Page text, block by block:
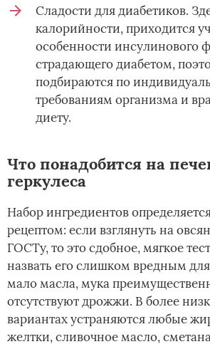
Сладости для диабетиков.
калорийности, приходится
особенности инсулинового
страдающего диабетом,
подбираются по
требованиям организма и
диету.
Что понадобится на
геркулеса
Набор ингредиентов
рецептом: если взглянуть на
ГОСТу, то это сдобное, мягкое
назвать его слишком вредным
мало масла, мука
отсутствуют дрожжи. В более
вариантах устраняются любые
желтки, сливочное масло,